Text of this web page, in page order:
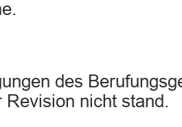
des
Revision nicht stand.